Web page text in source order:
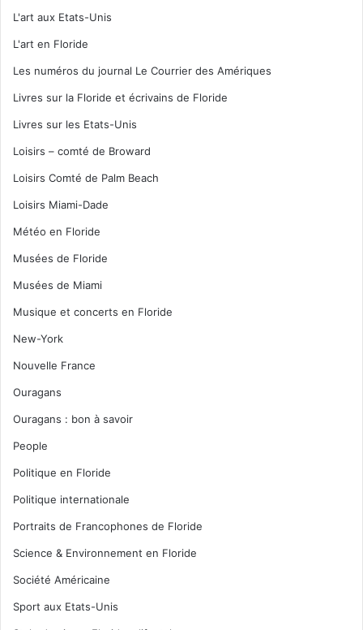
L'art aux Etats-Unis
L'art en Floride
Les numéros du journal Le Courrier des Amériques
Livres sur la Floride et écrivains de Floride
Livres sur les Etats-Unis
Loisirs – comté de Broward
Loisirs Comté de Palm Beach
Loisirs Miami-Dade
Météo en Floride
Musées de Floride
Musées de Miami
Musique et concerts en Floride
New-York
Nouvelle France
Ouragans
Ouragans : bon à savoir
People
Politique en Floride
Politique internationale
Portraits de Francophones de Floride
Science & Environnement en Floride
Société Américaine
Sport aux Etats-Unis